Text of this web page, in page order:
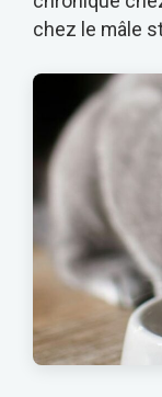
chez le mâle